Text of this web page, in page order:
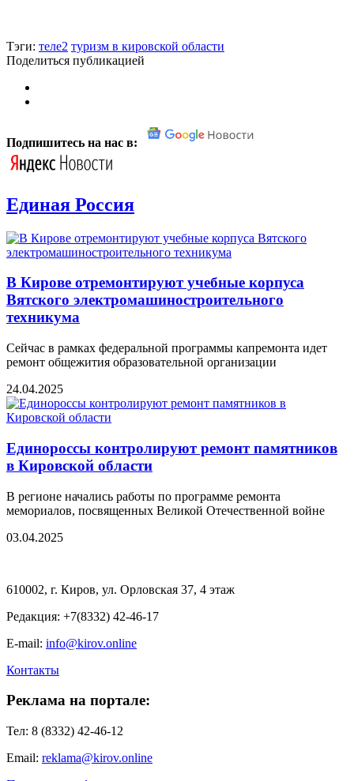
Тэги: теле2 туризм в кировской области
Поделиться публикацией
Подпишитесь на нас в:
Единая Россия
В Кирове отремонтируют учебные корпуса
Вятского электромашиностроительного
техникума
Сейчас в рамках федеральной программы капремонта идет
ремонт общежития образовательной организации
24.04.2025
Единороссы контролируют ремонт памятников
в Кировской области
В регионе начались работы по программе ремонта
мемориалов, посвященных Великой Отечественной войне
03.04.2025
610002, г. Киров, ул. Орловская 37, 4 этаж
Редакция: +7(8332) 42-46-17
E-mail: info@kirov.online
Контакты
Реклама на портале:
Тел: 8 (8332) 42-46-12
Email: reklama@kirov.online